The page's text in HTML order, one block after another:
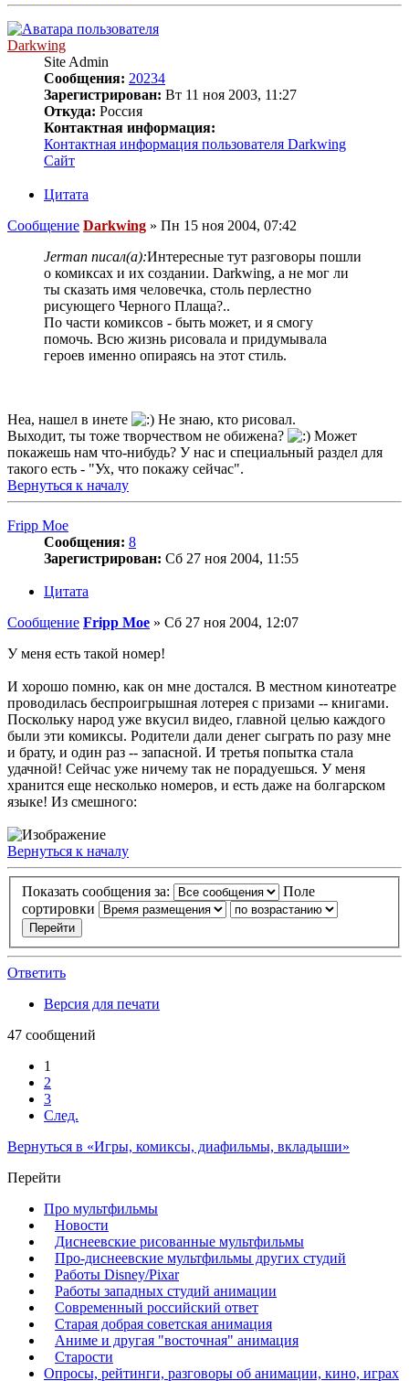
Darkwing
Site Admin
Сообщения: 20234
Зарегистрирован: Вт 11 ноя 2003, 11:27
Откуда: Россия
Контактная информация:
Контактная информация пользователя Darkwing
Сайт
Цитата
Сообщение Darkwing » Пн 15 ноя 2004, 07:42
Jerman писал(а):Интересные тут разговоры пошли
о комиксах и их создании. Darkwing, а не мог ли
ты сказать имя человечка, столь перлестно
рисующего Черного Плаща?..
По части комиксов - быть может, и я смогу
помочь. Всю жизнь рисовала и придумывала
героев именно опираясь на этот стиль.
Неа, нашел в инете
Не знаю, кто рисовал.
Выходит, ты тоже творчеством не обижена?
Может
покажешь нам что-нибудь? У нас и специальный раздел для
такого есть - "Ух, что покажу сейчас".
Вернуться к началу
Fripp Moe
Сообщения: 8
Зарегистрирован: Сб 27 ноя 2004, 11:55
Цитата
Сообщение Fripp Moe » Сб 27 ноя 2004, 12:07
У меня есть такой номер!
И хорошо помню, как он мне достался. В местном кинотеатре
проводилась беспроигрышная лотерея с призами -- книгами.
Поскольку народ уже вкусил видео, главной целью каждого
были эти комиксы. Родители дали денег сыграть по разу мне
и брату, и один раз -- запасной. И третья попытка стала
удачной! Сейчас уже ничему так не порадуешься. У меня
хранится еще несколько номеров, и есть даже на болгарском
языке! Из смешного:
Вернуться к началу
Показать сообщения за:
Поле
сортировки
Ответить
Версия для печати
47 сообщений
1
2
3
След.
Вернуться в «Игры, комиксы, диафильмы, вкладыши»
Перейти
Про мультфильмы
Новости
Диснеевские рисованные мультфильмы
Про-диснеевские мультфильмы других студий
Работы Disney/Pixar
Работы западных студий анимации
Современный российский ответ
Старая добрая советская анимация
Аниме и другая "восточная" анимация
Старости
Опросы, рейтинги, разговоры об анимации, кино, играх